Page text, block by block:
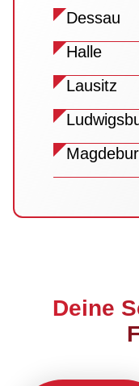
Dessau
Halle
Lausitz
Deine